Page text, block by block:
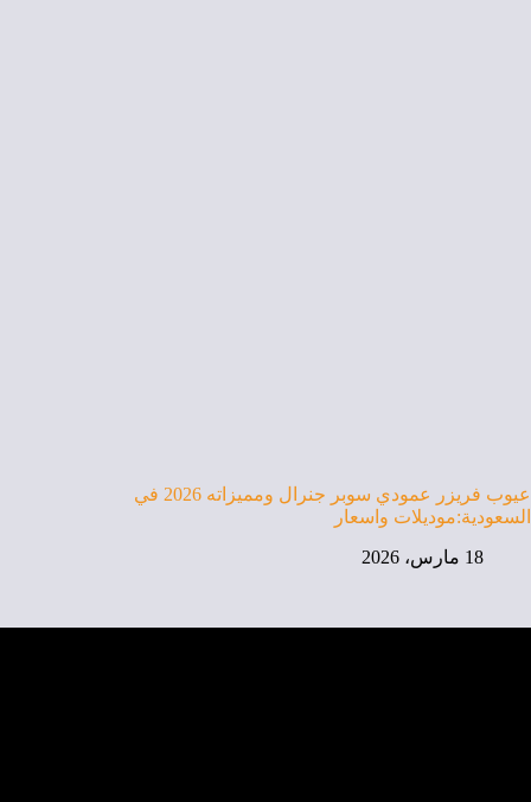
عيوب فريزر عمودي سوبر جنرال ومميزاته 2026 في
السعودية:موديلات واسعار
18 مارس، 2026